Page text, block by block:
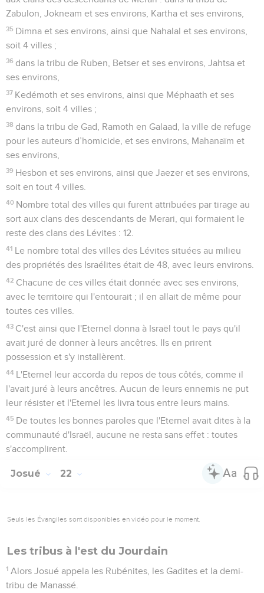
Zabulon, Jokneam et ses environs, Kartha et ses environs,
35 Dimna et ses environs, ainsi que Nahalal et ses environs,
soit 4 villes ;
36 dans la tribu de Ruben, Betser et ses environs, Jahtsa et
ses environs,
37 Kedémoth et ses environs, ainsi que Méphaath et ses
environs, soit 4 villes ;
38 dans la tribu de Gad, Ramoth en Galaad, la ville de refuge
pour les auteurs d’homicide, et ses environs, Mahanaïm et
ses environs,
39 Hesbon et ses environs, ainsi que Jaezer et ses environs,
soit en tout 4 villes.
40 Nombre total des villes qui furent attribuées par tirage au
sort aux clans des descendants de Merari, qui formaient le
reste des clans des Lévites : 12.
41 Le nombre total des villes des Lévites situées au milieu
des propriétés des Israélites était de 48, avec leurs environs.
42 Chacune de ces villes était donnée avec ses environs,
avec le territoire qui l'entourait ; il en allait de même pour
toutes ces villes.
43 C'est ainsi que l'Eternel donna à Israël tout le pays qu'il
avait juré de donner à leurs ancêtres. Ils en prirent
possession et s'y installèrent.
44 L'Eternel leur accorda du repos de tous côtés, comme il
l'avait juré à leurs ancêtres. Aucun de leurs ennemis ne put
leur résister et l'Eternel les livra tous entre leurs mains.
45 De toutes les bonnes paroles que l'Eternel avait dites à la
communauté d'Israël, aucune ne resta sans effet : toutes
s'accomplirent.
Josué 22
Seuls les Évangiles sont disponibles en vidéo pour le moment.
Les tribus à l'est du Jourdain
1 Alors Josué appela les Rubénites, les Gadites et la demi-
tribu de Manassé.